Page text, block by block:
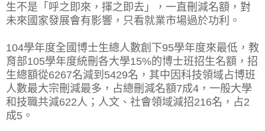
生不是「呼之即來，揮之即去」，一直刪減名額，對
未來國家發展會有影響，只看就業市場過於功利。
104學年度全國博士生總人數創下95學年度來最低，教
育部105學年度統刪各大學15%的博士班招生名額，招
生總額從6267名減到5429名，其中因科技領域占博班
人數最大宗刪減最多，占總刪減名額7成4，一般大學
和技職共減622人；人文、社會領域減招216名，占2
成5。